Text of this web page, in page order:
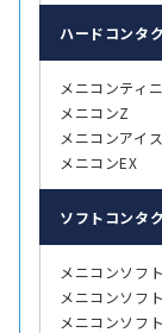
ハード コンタ
メニコンティ
メニコンZ
メニコンアイ
メニコンEX
ソフト コンタ
メニコンソフ
メニコンソフ
メニコンソフ